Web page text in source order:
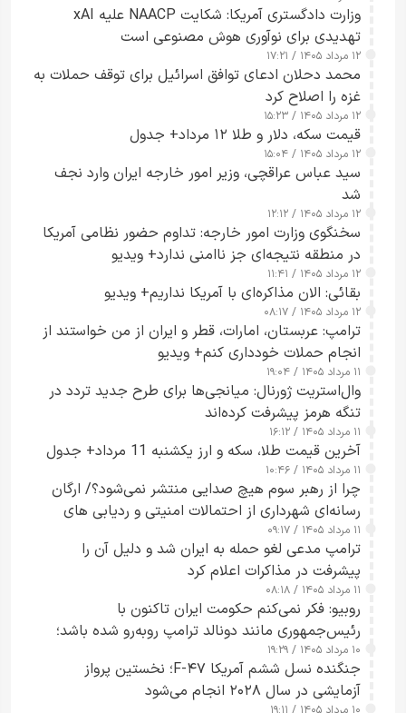
وزارت دادگستری آمریکا: شکایت NAACP علیه xAI
تهدیدی برای نوآوری هوش مصنوعی است
۱۲ مرداد ۱۴۰۵ / ۱۷:۲۱
محمد دحلان ادعای توافق اسرائیل برای توقف حملات به
غزه را اصلاح کرد
۱۲ مرداد ۱۴۰۵ / ۱۵:۲۳
قیمت سکه، دلار و طلا ۱۲ مرداد+ جدول
۱۲ مرداد ۱۴۰۵ / ۱۵:۰۴
سید عباس عراقچی، وزیر امور خارجه ایران وارد نجف
شد
۱۲ مرداد ۱۴۰۵ / ۱۲:۱۲
سخنگوی وزارت امور خارجه: تداوم حضور نظامی آمریکا
در منطقه نتیجه‌ای جز ناامنی ندارد+ ویدیو
۱۲ مرداد ۱۴۰۵ / ۱۱:۴۱
بقائی: الان مذاکره‌ای با آمریکا نداریم+ ویدیو
۱۲ مرداد ۱۴۰۵ / ۰۸:۱۷
ترامپ: عربستان، امارات، قطر و ایران از من خواستند از
انجام حملات خودداری کنم+ ویدیو
۱۱ مرداد ۱۴۰۵ / ۱۹:۰۴
وال‌استریت ژورنال: میانجی‌ها برای طرح جدید تردد در
تنگه هرمز پیشرفت کرده‌اند
۱۱ مرداد ۱۴۰۵ / ۱۶:۱۲
آخرین قیمت طلا، سکه و ارز یکشنبه 11 مرداد+ جدول
۱۱ مرداد ۱۴۰۵ / ۱۰:۴۶
چرا از رهبر سوم هیچ صدایی منتشر نمی‌شود؟/ ارگان
رسانه‌ای شهرداری از احتمالات امنیتی و ردیابی های
جاسوسی گفت
۱۱ مرداد ۱۴۰۵ / ۰۹:۱۷
ترامپ مدعی لغو حمله به ایران شد و دلیل آن را
پیشرفت در مذاکرات اعلام کرد
۱۱ مرداد ۱۴۰۵ / ۰۸:۱۸
روبیو: فکر نمی‌کنم حکومت ایران تاکنون با
رئیس‌جمهوری مانند دونالد ترامپ روبه‌رو شده باشد؛
کسی که واقعاً دست به اقدام می‌زند
۱۰ مرداد ۱۴۰۵ / ۱۹:۲۹
جنگنده نسل ششم آمریکا F-۴۷؛ نخستین پرواز
آزمایشی در سال ۲۰۲۸ انجام می‌شود